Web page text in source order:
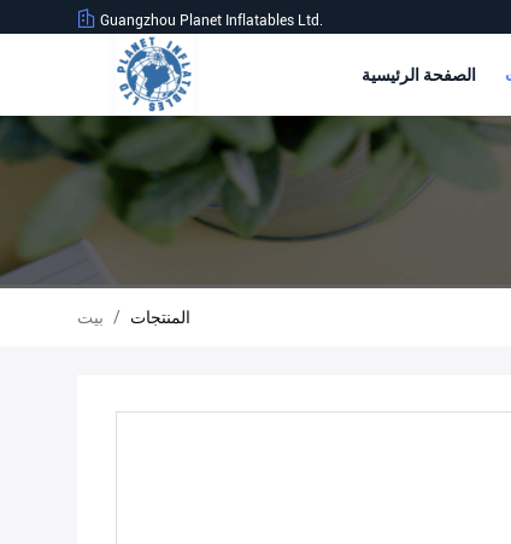
Guangzhou Planet Inflatables Ltd.
الصفحة الرئيسية
بيت / المنتجات